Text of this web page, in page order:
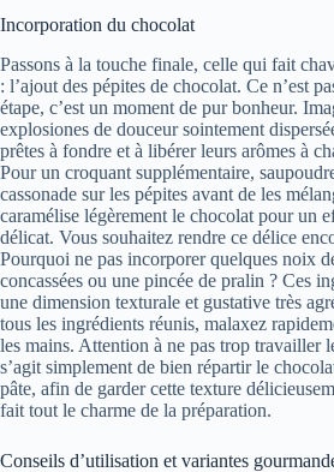
Incorporation du chocolat
Passons à la touche finale, celle qui fait
: l’ajout des pépites de chocolat. Ce n’est
étape, c’est un moment de pur bonheur.
explosiones de douceur sointement
prêtes à fondre et à libérer leurs arômes à
Pour un croquant supplémentaire,
cassonade sur les pépites avant de les
caramélise légèrement le chocolat pour un
délicat. Vous souhaitez rendre ce délice
Pourquoi ne pas incorporer quelques noix
concassées ou une pincée de pralin ? Ces
une dimension texturale et gustative très
tous les ingrédients réunis, malaxez
les mains. Attention à ne pas trop travailler
s’agit simplement de bien répartir le
pâte, afin de garder cette texture
fait tout le charme de la préparation.
Conseils d’utilisation et variantes